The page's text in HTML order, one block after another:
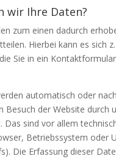
wir Ihre Daten?
zum einen dadurch
Hierbei kann es sich
Sie in ein Kontaktformular
automatisch oder
Besuch der Website durch
Das sind vor allem
Betriebssystem oder
Die Erfassung dieser